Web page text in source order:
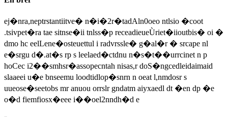
ej�nra,neptrstantiitve� n�i�2r�tadAln0oeo ntlsio �coot
.tsivpet�ra tae sitnse�ii tnlss�p receadieueÙriet�iioutbis� oi �
dmo hc eelLene�osteuettul i radvrssle� g�al�r � srcape nl
e�srgu d�.at�s rp s leelaed�ctdnu n�s�t��urrcinet n p
hoCec i2��smhsr�assopecntah nisas,r doS�ngcedleidaimaid
slaaeei u�e bnseemu loodtidlop�snrn n oeat l,nmdosr s
uueose�seetobs mr anuou orrslr gndatm aiyxaedl dt �en dp �e
o�d fiemfiosx�eee i��oel2nndh�d e